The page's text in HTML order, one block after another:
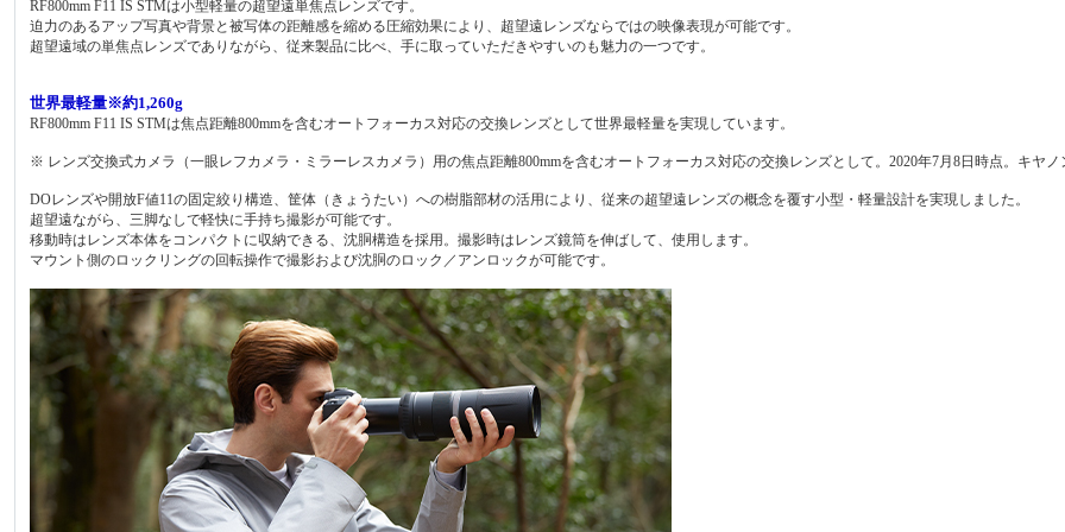
RF800mm F11 IS STMは小型軽量の超望遠単焦点レンズです。
迫力のあるアップ写真や背景と被写体の距離感を縮める圧縮効果により、超望遠レンズならではの映像表現が可能です。
超望遠域の単焦点レンズでありながら、従来製品に比べ、手に取っていただきやすいのも魅力の一つです。
世界最軽量※約1,260g
RF800mm F11 IS STMは焦点距離800mmを含むオートフォーカス対応の交換レンズとして世界最軽量を実現しています。
※ レンズ交換式カメラ（一眼レフカメラ・ミラーレスカメラ）用の焦点距離800mmを含むオートフォーカス対応の交換レンズとして。2020年7月8日時点。キヤノ
DOレンズや開放F値11の固定絞り構造、筐体（きょうたい）への樹脂部材の活用により、従来の超望遠レンズの概念を覆す小型・軽量設計を実現しました。
超望遠ながら、三脚なしで軽快に手持ち撮影が可能です。
移動時はレンズ本体をコンパクトに収納できる、沈胴構造を採用。撮影時はレンズ鏡筒を伸ばして、使用します。
マウント側のロックリングの回転操作で撮影および沈胴のロック／アンロックが可能です。